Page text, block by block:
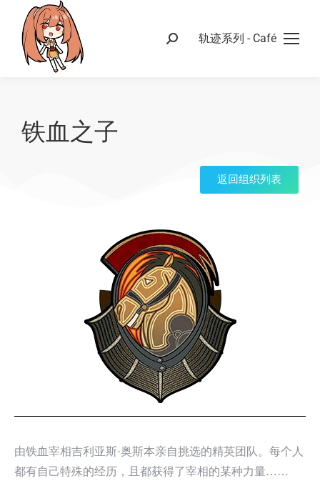
轨迹系列 - Café
铁血之子
返回组织列表
由铁血宰相吉利亚斯·奥斯本亲自挑选的精英团队。每个人
都有自己特殊的经历，且都获得了宰相的某种力量……